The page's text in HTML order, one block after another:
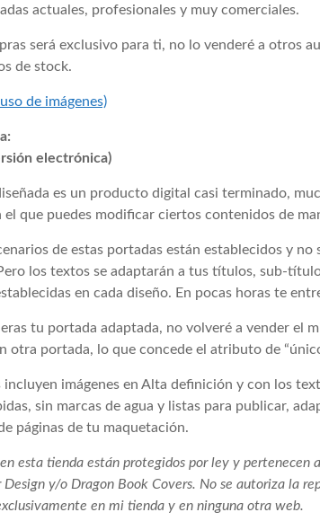
actuales, profesionales y muy comerciales.
será exclusivo para ti, no lo venderé a otros
de stock.
de imágenes)
electrónica)
es un producto digital casi terminado,
el que puedes modificar ciertos contenidos de
de estas portadas están establecidos y no
los textos se adaptarán a tus títulos, sub-
en cada diseño. En pocas horas te
tu portada adaptada, no volveré a vender el
otra portada, lo que concede el atributo de
incluyen imágenes en Alta definición y con los
sin marcas de agua y listas para publicar,
páginas de tu maquetación.
esta tienda están protegidos por ley y pertenecen
y/o Dragon Book Covers. No se autoriza la
en mi tienda y en ninguna otra web.